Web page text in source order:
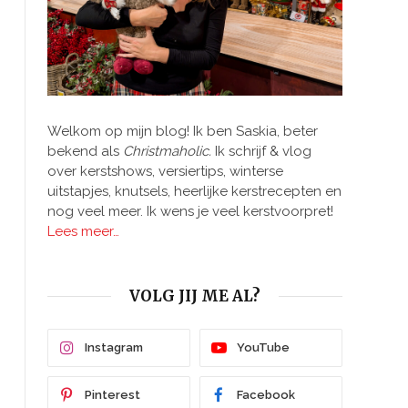
Welkom op mijn blog! Ik ben Saskia, beter
bekend als Christmaholic. Ik schrijf & vlog
over kerstshows, versiertips, winterse
uitstapjes, knutsels, heerlijke kerstrecepten en
nog veel meer. Ik wens je veel kerstvoorpret!
Lees meer…
VOLG JIJ ME AL?
Instagram YouTube
Pinterest Facebook